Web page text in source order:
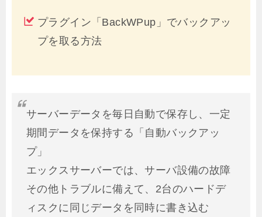
プラグイン「BackWPup」でバックアッ
プを取る方法
サーバーデータを毎日自動で保存し、一定
期間データを保持する「自動バックアッ
プ」
エックスサーバーでは、サーバ設備の故障
その他トラブルに備えて、2台のハードデ
ィスクに同じデータを同時に書き込む